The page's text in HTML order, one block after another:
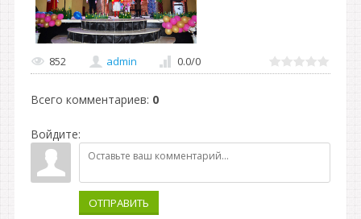
852 admin 0.0/0
Всего комментариев: 0
Войдите:
ОТПРАВИТЬ